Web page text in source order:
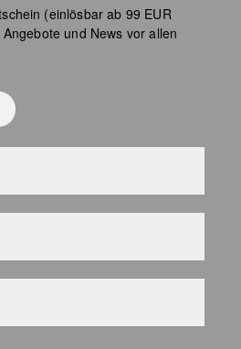
(einlösbar ab 99 EUR
und News vor allen